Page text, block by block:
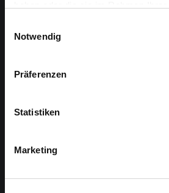
Notwendig
Präferenzen
Statistiken
Marketing
EINTRITT
Es sind noch Restkarten an der
19:30